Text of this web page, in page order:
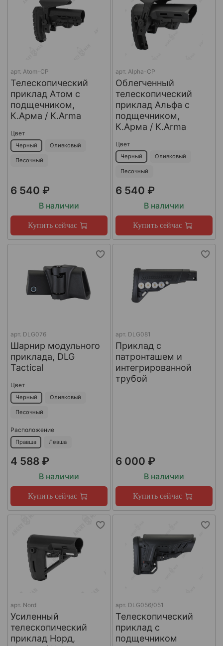
арт. Atom-CP
Телескопический
приклад Атом с
подщечником,
К.Арма / K.Arma
Цвет
Черный Оливковый
Песочный
6 540 ₽
В наличии
Купить сейчас
арт. Alpha-CP
Облегченный
телескопический
приклад Альфа с
подщечником,
К.Арма / K.Arma
Цвет
Черный Оливковый
Песочный
6 540 ₽
В наличии
Купить сейчас
арт. DLG076
Шарнир модульного
приклада, DLG
Tactical
Цвет
Черный Оливковый
Песочный
Расположение
Правша Левша
4 588 ₽
В наличии
Купить сейчас
арт. DLG081
Приклад с
патронташем и
интегрированной
трубой
6 000 ₽
В наличии
Купить сейчас
арт. Nord
Усиленный
телескопический
приклад Норд,
арт. DLG056/051
Телескопический
приклад с
подщечником